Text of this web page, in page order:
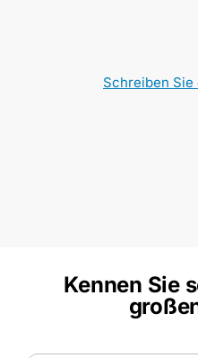
Schreiben
Kennen Sie